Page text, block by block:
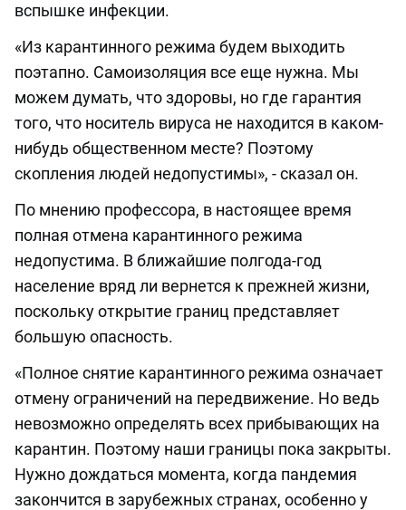
вспышке инфекции.
«Из карантинного режима будем выходить
поэтапно. Самоизоляция все еще нужна. Мы
можем думать, что здоровы, но где гарантия
того, что носитель вируса не находится в каком-
нибудь общественном месте? Поэтому
скопления людей недопустимы», - сказал он.
По мнению профессора, в настоящее время
полная отмена карантинного режима
недопустима. В ближайшие полгода-год
население вряд ли вернется к прежней жизни,
поскольку открытие границ представляет
большую опасность.
«Полное снятие карантинного режима означает
отмену ограничений на передвижение. Но ведь
невозможно определять всех прибывающих на
карантин. Поэтому наши границы пока закрыты.
Нужно дождаться момента, когда пандемия
закончится в зарубежных странах, особенно у